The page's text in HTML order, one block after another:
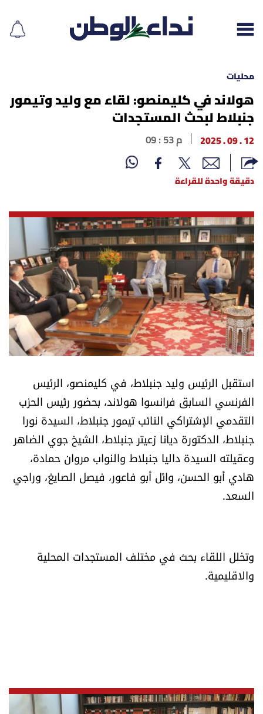
إقرأ الجريدة
لبنان
الغلاف
نداء اليوم
محليات
أسرار
متفرقات
نداء القرّاء
كتّابنا
تحت المجهر
آراء
اقتصاد
الصحافة الإسرائيلية
كاميرا
محليات
هولاند في كليمنصو: لقاء مع وليد وتيمور
جنبلاط لبحث المستجدات
12 . 09 . 2025 09 : 53 م
دقيقة واحدة للقراءة
استقبل الرئيس وليد جنبلاط، في كليمنصو، الرئيس
الفرنسي السابق فرانسوا هولاند، بحضور رئيس الحزب
التقدمي الإشتراكي النائب تيمور جنبلاط، السيدة نورا
جنبلاط، الدكتورة ديانا زعيتر جنبلاط، الشيخ جوي الضاهر
وعقيلته السيدة داليا جنبلاط والنواب مروان حمادة،
هادي أبو الحسن، وائل أبو فاعور، فيصل الصايغ، وراجي
السعد.
وتخلل اللقاء بحث في مختلف المستجدات المحلية
والاقليمية.